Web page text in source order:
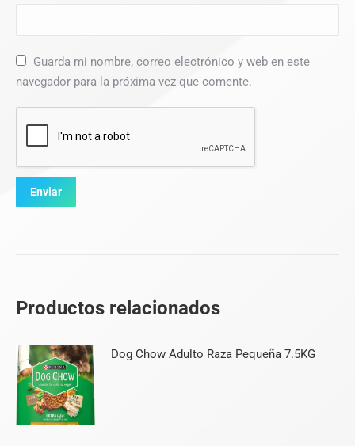
Guarda mi nombre, correo electrónico y web en este
navegador para la próxima vez que comente.
Productos relacionados
Dog Chow Adulto Raza Pequeña 7.5KG